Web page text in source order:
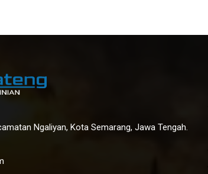
Ngaliyan, Kota Semarang, Jawa Tengah.